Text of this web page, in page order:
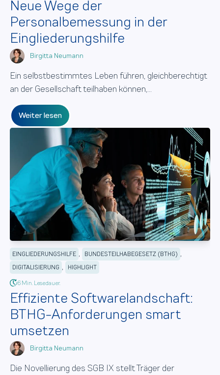
Neue Wege der
Personalbemessung in der
Eingliederungshilfe
Birgitta Neumann
Ein selbstbestimmtes Leben führen, gleichberechtigt
an der Gesellschaft teilhaben können,...
Weiter lesen
EINGLIEDERUNGSHILFE , BUNDESTEILHABEGESETZ (BTHG) ,
DIGITALISIERUNG , HIGHLIGHT
6 Min. Lesedauer.
Effiziente Softwarelandschaft:
BTHG-Anforderungen smart
umsetzen
Birgitta Neumann
Die Novellierung des SGB IX stellt Träger der